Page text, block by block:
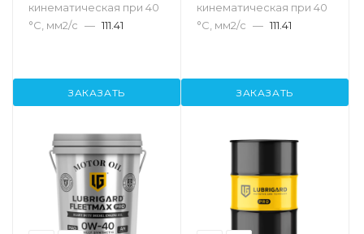
кинематическая при 40
°С, мм2/с — 111.41
ЗАКАЗАТЬ
кинематическая при 40
°С, мм2/с — 111.41
ЗАКАЗАТЬ